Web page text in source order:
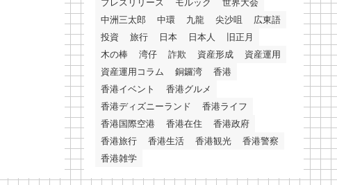
プレスリリース
モルック
世界大会
中洲三太郎
中環 九龍 尖沙咀
広東語
投資
旅行 日本 日本人
旧正月
木の棒
湾仔 詐欺 資産形成
資産運用
資産運用コラム
銅鑼湾
香港
香港イベント
香港グルメ
香港ディズニーランド
香港ライフ
香港国際空港
香港在住
香港政府
香港旅行
香港生活 香港観光
香港警察
香港雑学